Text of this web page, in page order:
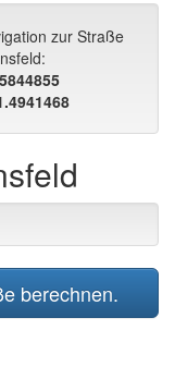
zur Straße
berechnen.